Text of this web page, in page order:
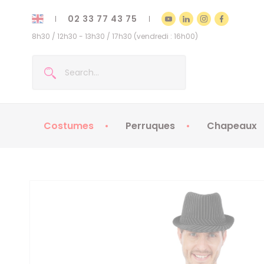
02 33 77 43 75
8h30 / 12h30 - 13h30 / 17h30 (vendredi : 16h00)
Costumes Perruques Chapeaux